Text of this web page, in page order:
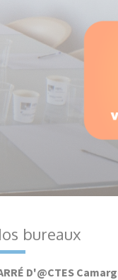
bureaux
D'@CTES